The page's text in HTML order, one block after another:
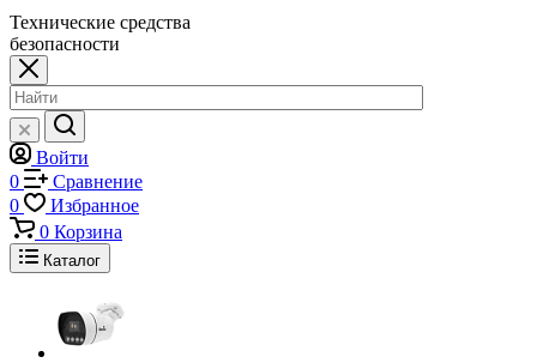
Технические средства
безопасности
Войти
0
Сравнение
0
Избранное
0 Корзина
Каталог